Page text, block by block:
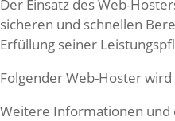
Der Einsatz des Web-
sicheren und schnellen
Erfüllung seiner
Folgender Web-Hoster
Weitere Informationen und